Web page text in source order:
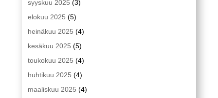
syyskuu 2025 (3)
elokuu 2025 (5)
heinäkuu 2025 (4)
kesäkuu 2025 (5)
toukokuu 2025 (4)
huhtikuu 2025 (4)
maaliskuu 2025 (4)